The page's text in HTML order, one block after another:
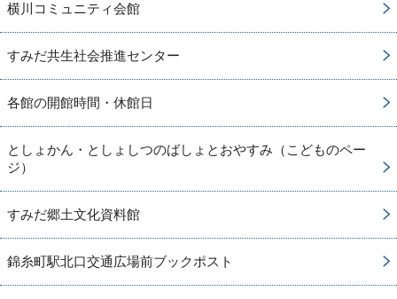
横川コミュニティ会館
すみだ共生社会推進センター
各館の開館時間・休館日
としょかん・としょしつのばしょとおやすみ（こどものペー
ジ）
すみだ郷土文化資料館
錦糸町駅北口交通広場前ブックポスト